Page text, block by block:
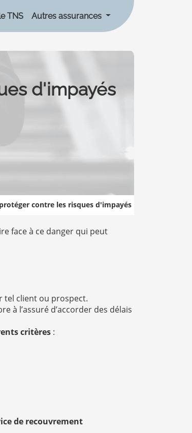
TNS Autres assurances
d'impayés
contre les risques d'impayés
face à ce danger qui peut
tel client ou prospect.
à l’assuré d’accorder des délais
critères :
de recouvrement